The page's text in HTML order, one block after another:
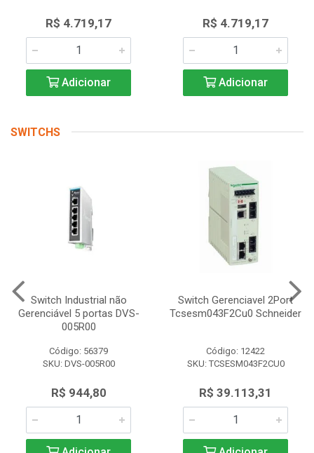
R$ 4.719,17
Adicionar
R$ 4.719,17
Adicionar
SWITCHS
Switch Industrial não
Gerenciável 5 portas DVS-
005R00
Código: 56379
SKU: DVS-005R00
R$ 944,80
Switch Gerenciavel 2Port
Tcsesm043F2Cu0 Schneider
Código: 12422
SKU: TCSESM043F2CU0
R$ 39.113,31